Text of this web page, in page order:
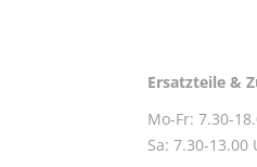
Ersatzteile &
Mo-Fr: 7.30-
Sa: 7.30-13.00